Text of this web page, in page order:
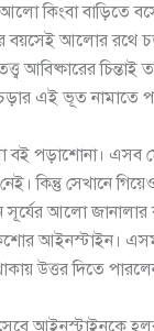
কিংবা বাড়িতে
বয়সেই আলোর রথে
আবিষ্কারের
এই ভূত নামাতে
বই পড়াশোনা।
কিন্তু সেখানে
আলো
আইনস্টাইন।
উত্তর দিতে
আইনস্টাইনকে